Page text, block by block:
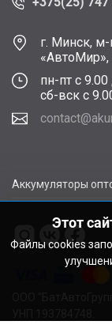
г. Минск,
«АвтоМир»,
пн-пт с
сб-вск с
Аккумуляторы
ООО
Этот
Файлы cookies